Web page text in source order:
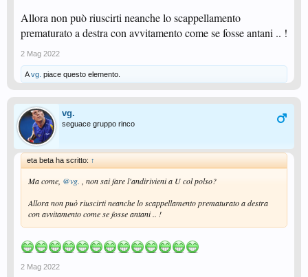
Allora non può riuscirti neanche lo scappellamento
prematurato a destra con avvitamento come se fosse antani .. !
2 Mag 2022
Avg. piace questo elemento.
vg.
seguace gruppo rinco
eta beta ha scritto: ↑
Ma come, @vg. , non sai fare l'andirivieni a U col polso?
Allora non può riuscirti neanche lo scappellamento prematurato a destra
con avvitamento come se fosse antani .. !
2 Mag 2022